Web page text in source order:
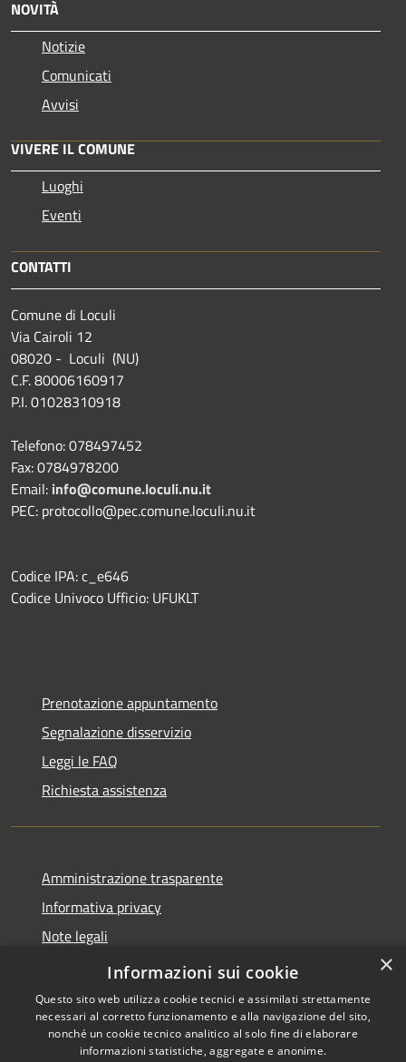
NOVITÀ
Notizie
Comunicati
Avvisi
VIVERE IL COMUNE
Luoghi
Eventi
CONTATTI
Comune di Loculi
Via Cairoli 12
08020 - Loculi (NU)
C.F. 80006160917
P.I. 01028310918
Telefono: 078497452
Fax: 0784978200
Email: info@comune.loculi.nu.it
PEC: protocollo@pec.comune.loculi.nu.it
Codice IPA: c_e646
Codice Univoco Ufficio: UFUKLT
Prenotazione appuntamento
Segnalazione disservizio
Leggi le FAQ
Richiesta assistenza
Amministrazione trasparente
Informativa privacy
Note legali
Dichiarazione di accessibilità
Copyright © 2026 • Comune di
×
Informazioni sui cookie
Questo sito web utilizza cookie tecnici e assimilati strettamente
necessari al corretto funzionamento e alla navigazione del sito,
nonché un cookie tecnico analitico al solo fine di elaborare
informazioni statistiche, aggregate e anonime.